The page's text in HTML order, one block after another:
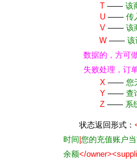
T —— 该
U —— 传
V —— 该
W —— 该
数据的，方可
失败处理，订
X —— 您
Y —— 查
Z —— 系
状态返回形式：
时间 您的充值账户
余额</